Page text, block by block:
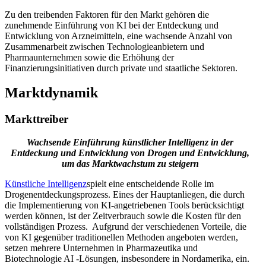
Zu den treibenden Faktoren für den Markt gehören die
zunehmende Einführung von KI bei der Entdeckung und
Entwicklung von Arzneimitteln, eine wachsende Anzahl von
Zusammenarbeit zwischen Technologieanbietern und
Pharmaunternehmen sowie die Erhöhung der
Finanzierungsinitiativen durch private und staatliche Sektoren.
Marktdynamik
Markttreiber
Wachsende Einführung künstlicher Intelligenz in der
Entdeckung und Entwicklung von Drogen und Entwicklung,
um das Marktwachstum zu steigern
Künstliche Intelligenzspielt eine entscheidende Rolle im
Drogenentdeckungsprozess. Eines der Hauptanliegen, die durch
die Implementierung von KI-angetriebenen Tools berücksichtigt
werden können, ist der Zeitverbrauch sowie die Kosten für den
vollständigen Prozess. Aufgrund der verschiedenen Vorteile, die
von KI gegenüber traditionellen Methoden angeboten werden,
setzen mehrere Unternehmen in Pharmazeutika und
Biotechnologie AI -Lösungen, insbesondere in Nordamerika, ein.